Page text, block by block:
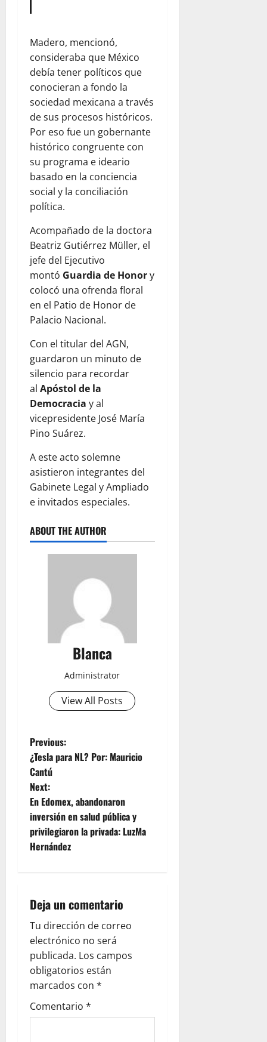
Madero, mencionó,
consideraba que México
debía tener políticos que
conocieran a fondo la
sociedad mexicana a través
de sus procesos históricos.
Por eso fue un gobernante
histórico congruente con
su programa e ideario
basado en la conciencia
social y la conciliación
política.
Acompañado de la doctora
Beatriz Gutiérrez Müller, el
jefe del Ejecutivo
montó Guardia de Honory
colocó una ofrenda floral
en el Patio de Honor de
Palacio Nacional.
Con el titular del AGN,
guardaron un minuto de
silencio para recordar
al Apóstol de la
Democracia y al
vicepresidente José María
Pino Suárez.
A este acto solemne
asistieron integrantes del
Gabinete Legal y Ampliado
e invitados especiales.
ABOUT THE AUTHOR
Blanca
Administrator
View All Posts
P
o
s
t
n
v
i
g
a
t
i
Previous:
¿Tesla para NL? Por: Mauricio
Cantú
Next:
En Edomex, abandonaron
inversión en salud pública y
privilegiaron la privada: LuzMa
Hernández
Deja un comentario
Tu dirección de correo
electrónico no será
publicada. Los campos
obligatorios están
marcados con *
Comentario *